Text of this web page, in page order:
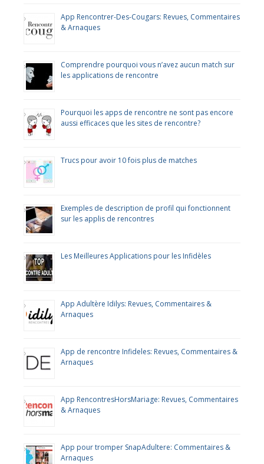
App Rencontrer-Des-Cougars: Revues, Commentaires
& Arnaques
Comprendre pourquoi vous n’avez aucun match sur
les applications de rencontre
Pourquoi les apps de rencontre ne sont pas encore
aussi efficaces que les sites de rencontre?
Trucs pour avoir 10 fois plus de matches
Exemples de description de profil qui fonctionnent
sur les applis de rencontres
Les Meilleures Applications pour les Infidèles
App Adultère Idilys: Revues, Commentaires &
Arnaques
App de rencontre Infideles: Revues, Commentaires &
Arnaques
App RencontresHorsMariage: Revues, Commentaires
& Arnaques
App pour tromper SnapAdultere: Commentaires &
Arnaques